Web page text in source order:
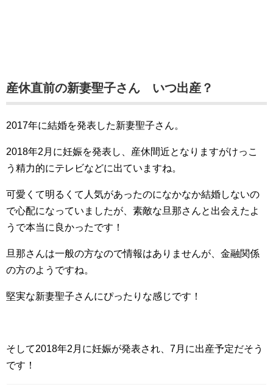
産休直前の新妻聖子さん いつ出産？
2017年に結婚を発表した新妻聖子さん。
2018年2月に妊娠を発表し、産休間近となりますがけっこ
う精力的にテレビなどに出ていますね。
可愛くて明るくて人気があったのになかなか結婚しないの
で心配になっていましたが、素敵な旦那さんと出会えたよ
うで本当に良かったです！
旦那さんは一般の方なので情報はありませんが、金融関係
の方のようですね。
堅実な新妻聖子さんにぴったりな感じです！
そして2018年2月に妊娠が発表され、7月に出産予定だそう
です！